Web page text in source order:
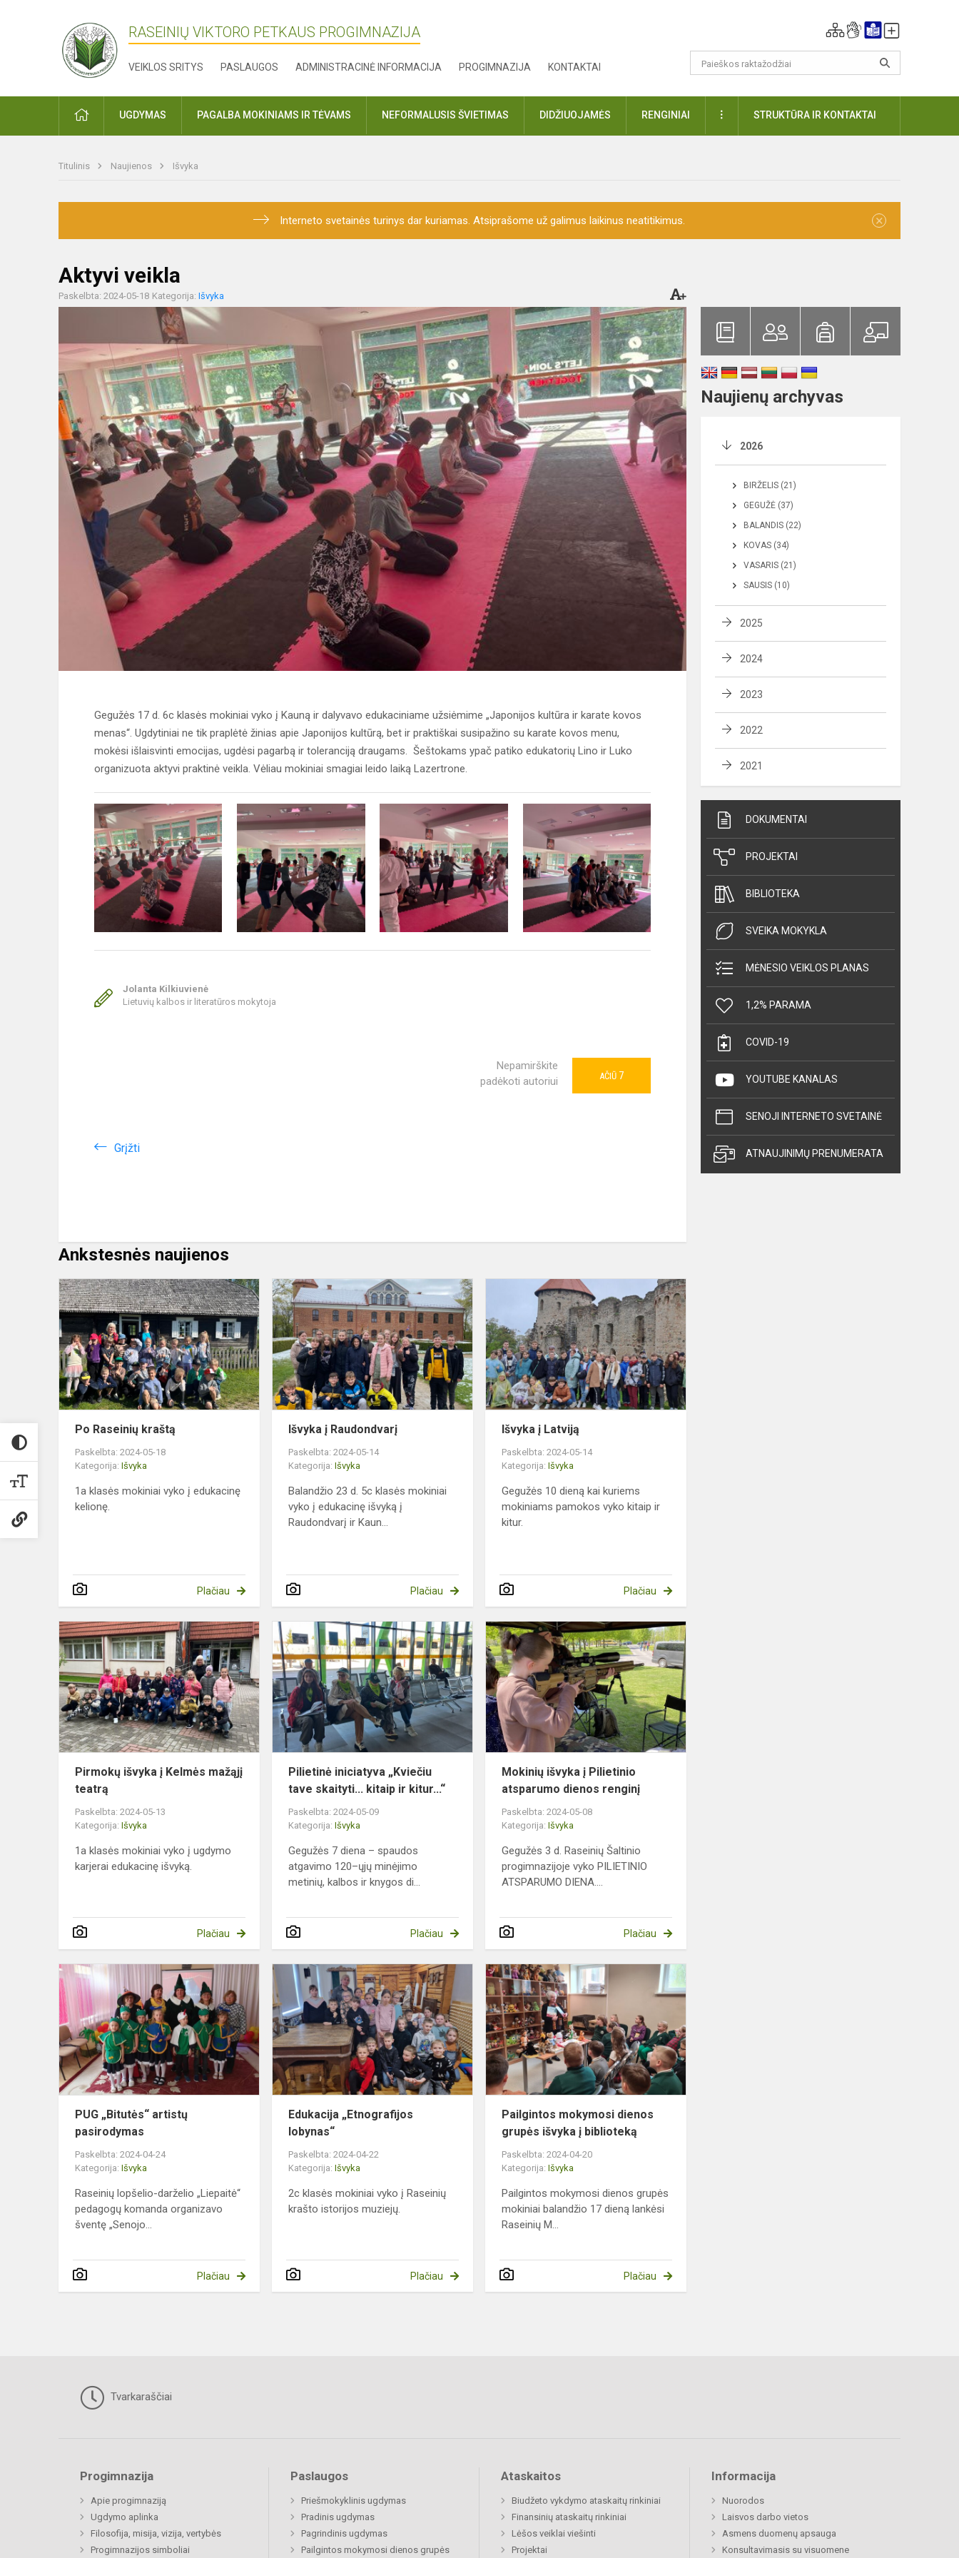
RASEINIŲ VIKTORO PETKAUS PROGIMNAZIJA
VEIKLOS SRITYS PASLAUGOS ADMINISTRACINĖ INFORMACIJA PROGIMNAZIJA KONTAKTAI
PRADŽIAUGDYMAS PAGALBA MOKINIAMS IR TĖVAMS NEFORMALUSIS ŠVIETIMAS DIDŽIUOJAMĖS RENGINIAI DAUGIAUSTRUKTŪRA IR KONTAKTAI
Titulinis Naujienos Išvyka
Interneto svetainės turinys dar kuriamas. Atsiprašome už galimus laikinus neatitikimus. ×
Aktyvi veikla
Paskelbta: 2024-05-18 Kategorija: Išvyka
Gegužės 17 d. 6c klasės mokiniai vyko į Kauną ir dalyvavo edukaciniame užsiėmime „Japonijos kultūra ir karate kovos
menas“. Ugdytiniai ne tik praplėtė žinias apie Japonijos kultūrą, bet ir praktiškai susipažino su karate kovos menu,
mokėsi išlaisvinti emocijas, ugdėsi pagarbą ir toleranciją draugams. Šeštokams ypač patiko edukatorių Lino ir Luko
organizuota aktyvi praktinė veikla. Vėliau mokiniai smagiai leido laiką Lazertrone.
Jolanta Kilkiuvienė
Lietuvių kalbos ir literatūros mokytoja
Nepamirškite
padėkoti autoriui
AČIŪ 7
Grįžti
Ankstesnės naujienos
Po
Raseinių
kraštą
Po Raseinių kraštą
Paskelbta: 2024-05-18
Kategorija: Išvyka
1a klasės mokiniai vyko į edukacinę
kelionę.
Plačiau
Išvyka
į
Raudondvarį
Išvyka į Raudondvarį
Paskelbta: 2024-05-14
Kategorija:Išvyka
Balandžio 23 d. 5c klasės mokiniai
vyko į edukacinę išvyką į
Raudondvarį ir Kaun...
Plačiau
Išvyka
į
Išvyka į Latviją
Paskelbta: 2024-05-14
Kategorija:Išvyka
Gegužės 10 dieną kai kuriems
mokiniams pamokos vyko kitaip ir
kitur.
Plačiau
Pirmokų
išvyka
Kelmės
mažąjį
teatrą
Pirmokų išvyka į Kelmės mažąjį
teatrą
Paskelbta: 2024-05-13
Kategorija: Išvyka
1a klasės mokiniai vyko į ugdymo
karjerai edukacinę išvyką.
Plačiau
Pilietinė
iniciatyva
„Kviečiu
tave
skaityti...
kitaip
ir
ki...
Pilietinė iniciatyva „Kviečiu
tave skaityti... kitaip ir kitur...“
Paskelbta: 2024-05-09
Kategorija:Išvyka
Gegužės 7 diena – spaudos
atgavimo 120–ųjų minėjimo
metinių, kalbos ir knygos di...
Plačiau
Mokinių
išvyka
Pilietinio
atsparumo
dienos
renginį
Mokinių išvyka į Pilietinio
atsparumo dienos renginį
Paskelbta: 2024-05-08
Kategorija:Išvyka
Gegužės 3 d. Raseinių Šaltinio
progimnazijoje vyko PILIETINIO
ATSPARUMO DIENA....
Plačiau
PUG
„Bitutės“
artistų
pasirodymas
PUG „Bitutės“ artistų
pasirodymas
Paskelbta: 2024-04-24
Kategorija: Išvyka
Raseinių lopšelio-darželio „Liepaitė“
pedagogų komanda organizavo
šventę „Senojo...
Plačiau
Edukacija
„Etnografijos
lobynas“
Edukacija „Etnografijos
lobynas“
Paskelbta: 2024-04-22
Kategorija:Išvyka
2c klasės mokiniai vyko į Raseinių
krašto istorijos muziejų.
Plačiau
mokymosi
grupės
išvyka
į
Pailgintos mokymosi dienos
grupės išvyka į biblioteką
Paskelbta: 2024-04-20
Kategorija:Išvyka
Pailgintos mokymosi dienos grupės
mokiniai balandžio 17 dieną lankėsi
Raseinių M...
Plačiau
Naujienų archyvas
2026
BIRŽELIS (21)
GEGUŽĖ (37)
BALANDIS (22)
KOVAS (34)
VASARIS (21)
SAUSIS (10)
2025
2024
2023
2022
2021
DOKUMENTAI
PROJEKTAI
BIBLIOTEKA
SVEIKA MOKYKLA
MĖNESIO VEIKLOS PLANAS
1,2% PARAMA
COVID-19
YOUTUBE KANALAS
SENOJI INTERNETO SVETAINĖ
ATNAUJINIMŲ PRENUMERATA
Tvarkaraščiai
Progimnazija
Apie progimnaziją
Ugdymo aplinka
Filosofija, misija, vizija, vertybės
Progimnazijos simboliai
Paslaugos
Priešmokyklinis ugdymas
Pradinis ugdymas
Pagrindinis ugdymas
Pailgintos mokymosi dienos grupės
Ataskaitos
Biudžeto vykdymo ataskaitų rinkiniai
Finansinių ataskaitų rinkiniai
Lėšos veiklai viešinti
Projektai
Informacija
Nuorodos
Laisvos darbo vietos
Asmens duomenų apsauga
Konsultavimasis su visuomene